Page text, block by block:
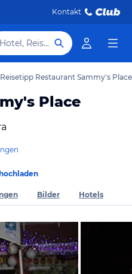
Kontakt
Hotel, Reiseziel
Reisetipp Restaurant Sammy's Place
Place
Bilder Hotels